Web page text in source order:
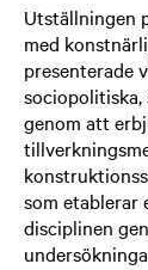
Utställningen
med
presenterade
sociopolitiska,
genom att
som etablerar
disciplinen